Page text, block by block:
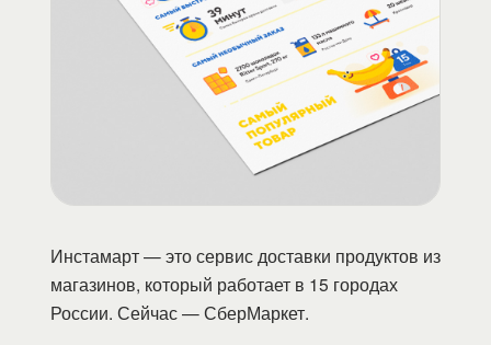
Инстамарт — это сервис доставки продуктов из
магазинов, который работает в 15 городах
России. Сейчас — СберМаркет.